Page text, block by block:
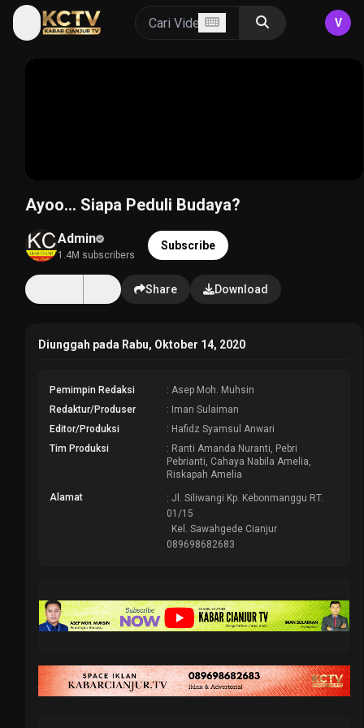
V
Ayoo... Siapa Peduli Budaya?
Admin
1.4M subscribers
Subscribe
Share Download
Diunggah pada Rabu, Oktober 14, 2020
Pemimpin Redaksi
: Asep Moh. Muhsin
Redaktur/Produser
: Iman Sulaiman
Editor/Produksi
: Hafidz Syamsul Anwari
Tim Produksi
: Ranti Amanda Nuranti, Pebri
Pebrianti, Cahaya Nabila Amelia,
Riskapah Amelia
Alamat
: Jl. Siliwangi Kp. Kebonmanggu RT.
01/15
Kel. Sawahgede Cianjur
089698682683